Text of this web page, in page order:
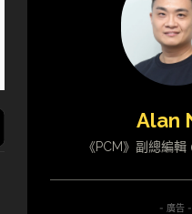
Alan
《PCM》副總編
- 廣告 -